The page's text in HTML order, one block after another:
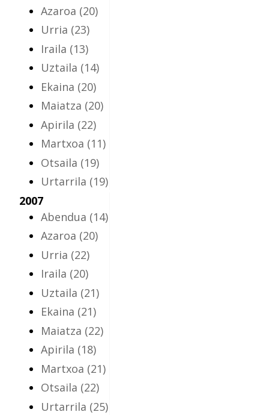
Azaroa (20)
Urria (23)
Iraila (13)
Uztaila (14)
Ekaina (20)
Maiatza (20)
Apirila (22)
Martxoa (11)
Otsaila (19)
Urtarrila (19)
2007
Abendua (14)
Azaroa (20)
Urria (22)
Iraila (20)
Uztaila (21)
Ekaina (21)
Maiatza (22)
Apirila (18)
Martxoa (21)
Otsaila (22)
Urtarrila (25)